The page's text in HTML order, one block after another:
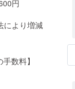
円
により増減
数料】